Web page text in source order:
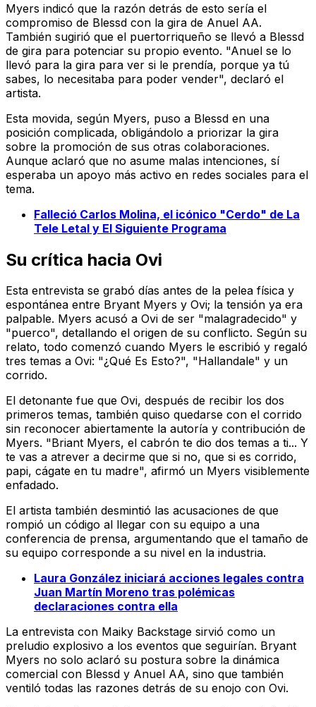
Myers indicó que la razón detrás de esto sería el
compromiso de Blessd con la gira de Anuel AA.
También sugirió que el puertorriqueño se llevó a Blessd
de gira para potenciar su propio evento. "Anuel se lo
llevó para la gira para ver si le prendía, porque ya tú
sabes, lo necesitaba para poder vender", declaró el
artista.
Esta movida, según Myers, puso a Blessd en una
posición complicada, obligándolo a priorizar la gira
sobre la promoción de sus otras colaboraciones.
Aunque aclaró que no asume malas intenciones, sí
esperaba un apoyo más activo en redes sociales para el
tema.
Falleció Carlos Molina, el icónico "Cerdo" de La
Tele Letal y El Siguiente Programa
Su crítica hacia Ovi
Esta entrevista se grabó días antes de la pelea física y
espontánea entre Bryant Myers y Ovi; la tensión ya era
palpable. Myers acusó a Ovi de ser "malagradecido" y
"puerco", detallando el origen de su conflicto. Según su
relato, todo comenzó cuando Myers le escribió y regaló
tres temas a Ovi: "¿Qué Es Esto?", "Hallandale" y un
corrido.
El detonante fue que Ovi, después de recibir los dos
primeros temas, también quiso quedarse con el corrido
sin reconocer abiertamente la autoría y contribución de
Myers. "Briant Myers, el cabrón te dio dos temas a ti... Y
te vas a atrever a decirme que si no, que si es corrido,
papi, cágate en tu madre", afirmó un Myers visiblemente
enfadado.
El artista también desmintió las acusaciones de que
rompió un código al llegar con su equipo a una
conferencia de prensa, argumentando que el tamaño de
su equipo corresponde a su nivel en la industria.
Laura González iniciará acciones legales contra
Juan Martín Moreno tras polémicas
declaraciones contra ella
La entrevista con Maiky Backstage sirvió como un
preludio explosivo a los eventos que seguirían. Bryant
Myers no solo aclaró su postura sobre la dinámica
comercial con Blessd y Anuel AA, sino que también
ventiló todas las razones detrás de su enojo con Ovi.